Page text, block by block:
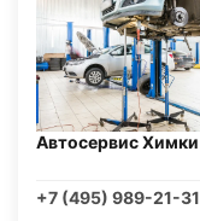
Автосервис Химки
+7 (495) 989-21-31